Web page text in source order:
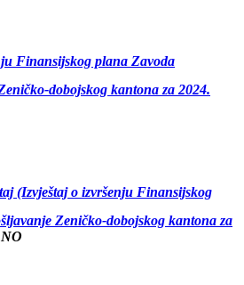
Finansijskog plana Zavoda
dobojskog kantona za 2024.
(Izvještaj o izvršenju Finansijskog
Zeničko-dobojskog kantona za